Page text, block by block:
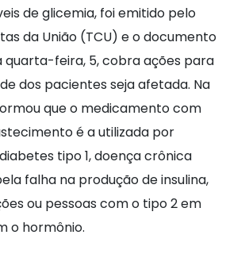
de glicemia, foi emitido pelo
da União (TCU) e o documento
quarta-feira, 5, cobra ações para
dos pacientes seja afetada. Na
que o medicamento com
é a utilizada por
tipo 1, doença crônica
falha na produção de insulina,
ou pessoas com o tipo 2 em
o hormônio.